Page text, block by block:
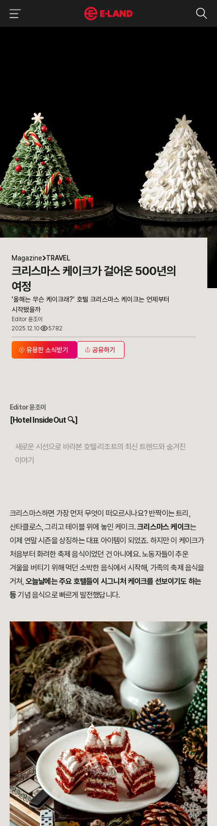
'올해는 무슨 케이크래?' 호텔 크리스마스 케이크는 언제부터 시작됐을까
매거진 상세보기
Magazine TRAVEL
크리스마스 케이크가 걸어온 500년의
여정
'올해는 무슨 케이크래?' 호텔 크리스마스 케이크는 언제부터
시작됐을까
Editor 윤조이
2025.12.10
5782
유용한 소식받기 공유하기
Editor 윤조이
[Hotel InsideOut 🔍]
새로운 시선으로 바라본 호텔·리조트의 최신 트렌드와 숨겨진
이야기
크리스마스하면 가장 먼저 무엇이 떠오르시나요? 반짝이는 트리,
산타클로스, 그리고 테이블 위에 놓인 케이크.크리스마스 케이크는
이제 연말 시즌을 상징하는 대표 아이템이 되었죠. 하지만 이 케이크가
처음부터 화려한 축제 음식이었던 건 아니에요. 노동자들이 추운
겨울을 버티기 위해 먹던 소박한 음식에서 시작해, 가족의 축제 음식을
거쳐, 오늘날에는 주요 호텔들이 시그니처 케이크를 선보이기도 하는
등 ​기념 음식으로 빠르게 발전했답니다.